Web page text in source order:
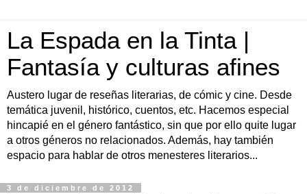
La Espada en la Tinta |
Fantasía y culturas afines
Austero lugar de reseñas literarias, de cómic y cine. Desde
temática juvenil, histórico, cuentos, etc. Hacemos especial
hincapié en el género fantástico, sin que por ello quite lugar
a otros géneros no relacionados. Además, hay también
espacio para hablar de otros menesteres literarios...
3 de diciembre de 2012